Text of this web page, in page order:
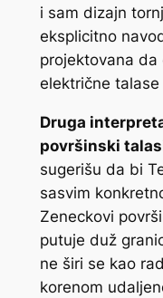
i sam dizajn
eksplicitno
projektovana da
električne talase
Druga
površinski
sugerišu da bi
sasvim
Zeneckovi
putuje duž
ne širi se kao
korenom